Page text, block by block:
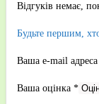
Відгуків немає,
Будьте першим,
Ваша e-mail
Ваша оцінка *